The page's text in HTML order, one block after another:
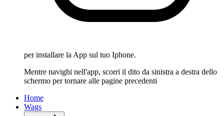
per installare la App sul tuo Iphone.
Mentre navighi nell'app, scorri il dito da sinistra a destra dello
schermo per tornare alle pagine precedenti
Home
Wags